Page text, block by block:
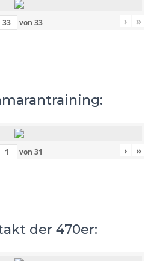
von 33 › »
von 31 › »
der 470er: